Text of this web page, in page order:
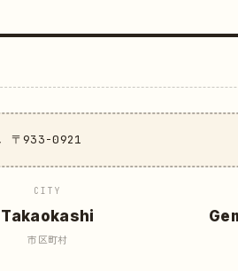
〒933-0921
CITY
Takaokashi
市区町村